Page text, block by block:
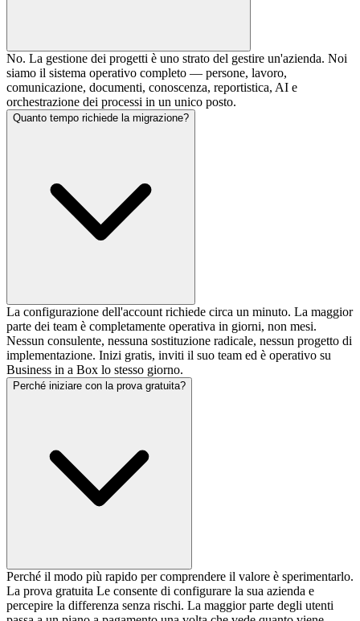
No. La gestione dei progetti è uno strato del gestire un'azienda. Noi
siamo il sistema operativo completo — persone, lavoro,
comunicazione, documenti, conoscenza, reportistica, AI e
orchestrazione dei processi in un unico posto.
Quanto tempo richiede la migrazione?
La configurazione dell'account richiede circa un minuto. La maggior
parte dei team è completamente operativa in giorni, non mesi.
Nessun consulente, nessuna sostituzione radicale, nessun progetto di
implementazione. Inizi gratis, inviti il suo team ed è operativo su
Business in a Box lo stesso giorno.
Perché iniziare con la prova gratuita?
Perché il modo più rapido per comprendere il valore è sperimentarlo.
La prova gratuita Le consente di configurare la sua azienda e
percepire la differenza senza rischi. La maggior parte degli utenti